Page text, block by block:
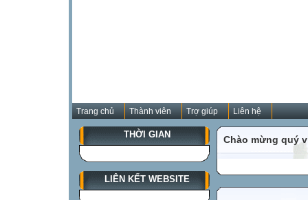
Trang chủ Thành viên Trợ giúp Liên hệ
THỜI GIAN
LIÊN KẾT WEBSITE
Chào mừng quý